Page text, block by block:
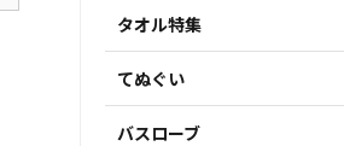
タオル特集
てぬぐい
バスローブ